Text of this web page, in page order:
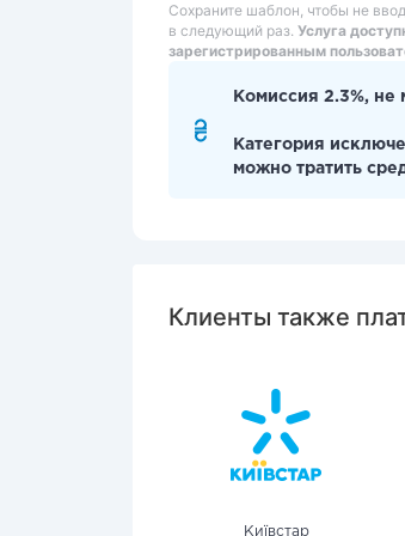
Сохраните шаблон, чтобы не
в следующий раз. Услуга
зарегистрированным
Комиссия 2.3%, не
Категория
можно тратить
Клиенты также
Київстар